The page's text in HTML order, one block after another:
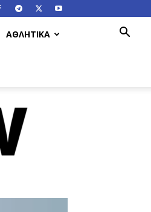
ΑΘΛΗΤΙΚΑ